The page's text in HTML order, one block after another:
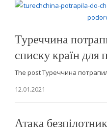
Туреччина
списку країн для
The post Туреччина
12.01.2021
Атака